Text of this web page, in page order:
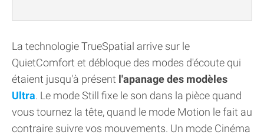
La technologie TrueSpatial arrive sur le
QuietComfort et débloque des modes d'écoute qui
étaient jusqu'à présent l'apanage des modèles
Ultra. Le mode Still fixe le son dans la pièce quand
vous tournez la tête, quand le mode Motion le fait au
contraire suivre vos mouvements. Un mode Cinéma